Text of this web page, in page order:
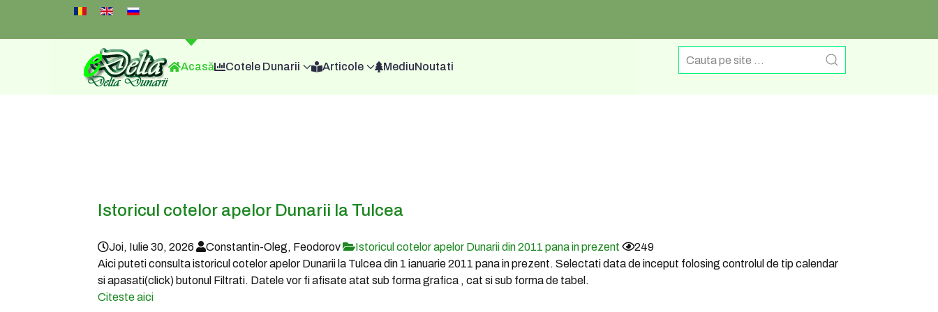
Select your language
Acasă Cotele Dunarii Articole MediuNoutati
Istoricul cotelor apelor Dunarii la Tulcea
Joi, Iulie 30, 2026 Constantin-Oleg, Feodorov Istoricul cotelor apelor Dunarii din 2011 pana in prezent
249
Aici puteti consulta istoricul cotelor apelor Dunarii la Tulcea din 1 ianuarie 2011 pana in prezent. Selectati data de inceput folosing controlul de tip calendar
si apasati(click) butonul Filtrati. Datele vor fi afisate atat sub forma grafica , cat si sub forma de tabel.
Citeste aici